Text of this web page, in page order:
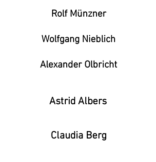
Rolf Münzner
Wolfgang Nieblich
Alexander Olbricht
Astrid Albers
Claudia Berg